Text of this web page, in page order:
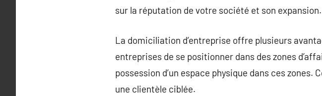
sur la réputation de votre société et son expansion.
La domiciliation d’entreprise offre plusieurs
entreprises de se positionner dans des zones
possession d’un espace physique dans ces
une clientèle ciblée.